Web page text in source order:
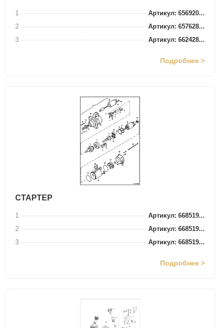
1
Артикул: 656920...
2
Артикул: 657628...
3
Артикул: 662428...
Подробнее >
СТАРТЕР
1
Артикул: 668519...
2
Артикул: 668519...
3
Артикул: 668519...
Подробнее >